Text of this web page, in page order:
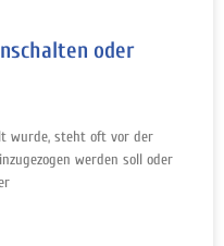
oder
wurde, steht oft vor der
werden soll oder